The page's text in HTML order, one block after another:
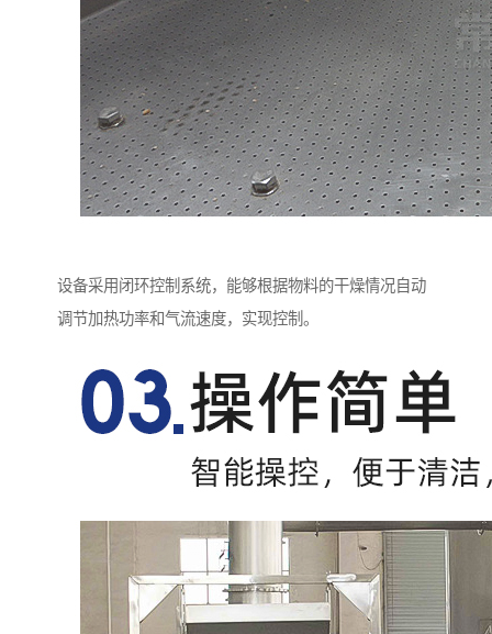
设备采用闭环控制系统，能够根据物料的干燥情况自动
调节加热功率和气流速度，实现控制。